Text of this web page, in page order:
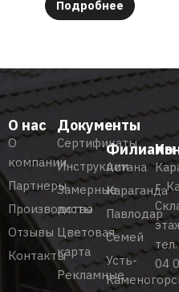
Подробнее
О нас
О
компании
Партнеры
Производство
Отзывы
Контакты
Документы
Сертификаты
Инструкции
Замерные
листы
Цветовая
карта
Рекламные
Филиалы
Астана
Караганда
Павлодар
Семей
Усть-
г.
04